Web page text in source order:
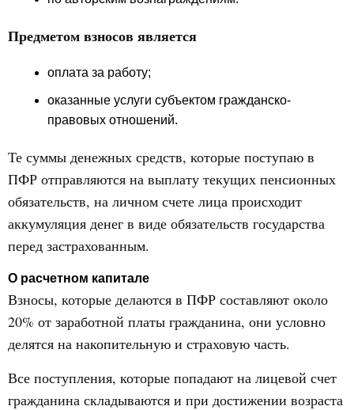
Предметом взносов является
оплата за работу;
оказанные услуги субъектом гражданско-
правовых отношений.
Те суммы денежных средств, которые поступаю в
ПФР отправляются на выплату текущих пенсионных
обязательств, на личном счете лица происходит
аккумуляция денег в виде обязательств государства
перед застрахованным.
О расчетном капитале
Взносы, которые делаются в ПФР составляют около
20% от заработной платы гражданина, они условно
делятся на накопительную и страховую часть.
Все поступления, которые попадают на лицевой счет
гражданина складываются и при достижении возраста